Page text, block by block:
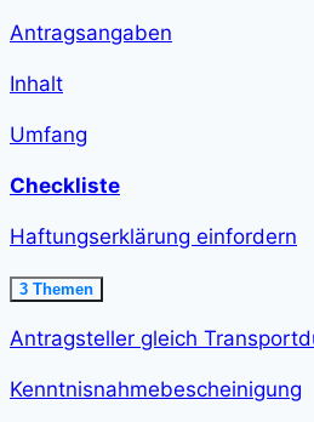
Antragsangaben
Inhalt
Umfang
Checkliste
Haftungserklärung einfordern
Ausklappen
Haftungserklärung
einfordern<span
step-
min
</span>
3 Themen
Antragsteller gleich
Kenntnisnahmebescheinigung